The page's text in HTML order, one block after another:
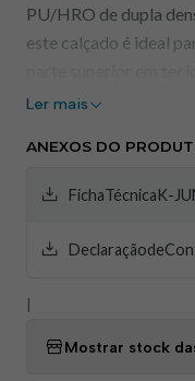
PU/HRO de dupla
este calçado é ideal
ortopédica
DGUV112-191.
Características
Calçado
200 Joules.
Ler mais
ANEXOS DO
FichaTécnicaK-
Mostrar stock